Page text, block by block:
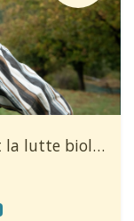
Comment intégrer durablement la lutte biologique dans la production de châtaignes ?